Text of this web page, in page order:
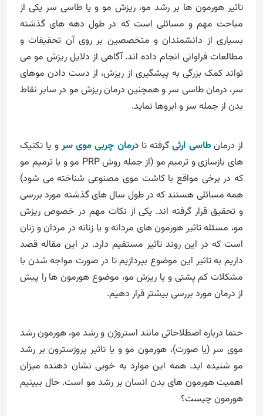
تاثیر هورمون ها بر رشد مو، ریزش مو و یا طاسی سر یکی از
مباحث مهم و مسائلی است که در طول دهه های گذشته
بسیاری از دانشمندان و متخصصین بر روی آن تحقیقات و
مطالعات فراوانی انجام داده اند. آگاهی از دلایل ریزش مو می
تواند کمک بزرگی به پیشگیری از ریزش، از دست دادن موهای
سر، درمان طاسی سر و همچنین درمان ریزش مو در سایر نقاط
بدن از جمله سر و ابروها نماید.
از درمانطاسی ارثیگرفته تادرمان چربی موی سر و یا تکنیک
های بازسازی و ترمیم مو (از جمله روش PRP مو و یا ترمیم مو
که در برخی مواقع با کاشت موی مصنوعی شناخته می شود)
همه مسائلی هستند که در طول سال های گذشته مورد بررسی
و تحقیق قرار گرفته اند. یکی از نکات مهم در خصوص ریزش
مو، مسئله تاثیر هورمون های مردانه و یا زنانه در مردان و زنان
است که در این روند تاثیر مستقیم دارد. در این مقاله قصد
داریم به تاثیر این موضوع بپردازیم تا در صورت مواجه شدن با
مشکلات کم پشتی و یا ریزش مو، موضوع هورمون ها را پیش
از درمان مورد بررسی بیشتر قرار دهیم.
حتما درباره اصطلاحاتی مانند استروژن و رشد مو، هورمون رشد
موی سر (یا صورت)، هورمون مو و یا تاثیر پروژسترون بر رشد
مو شنیده اید. همه این موارد به خوبی نشان دهنده میزان
اهمیت هورمون های بدن انسان بر رشد مو است. حال ببینیم
هورمون چیست؟